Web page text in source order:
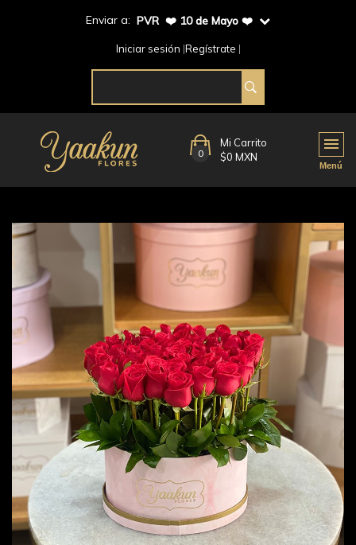
Enviar a: PVR ❤️ 10 de Mayo ❤️
Iniciar sesión Regístrate
0
Mi Carrito
$0 MXN